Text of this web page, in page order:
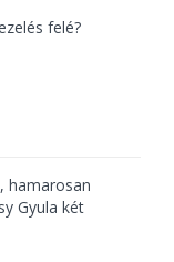
felé?
hamarosan
Gyula két